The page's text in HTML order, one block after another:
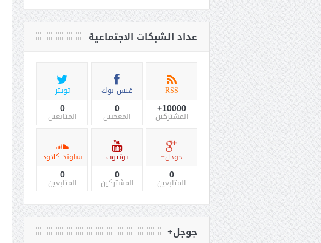
عداد الشبكات الاجتماعية
RSS
10000+
المشتركين
فيس بوك
0
المعجبين
تويتر
0
المتابعين
جوجل+
0
المتابعين
يوتيوب
0
المشتركين
ساوند كلاود
0
المتابعين
جوجل+